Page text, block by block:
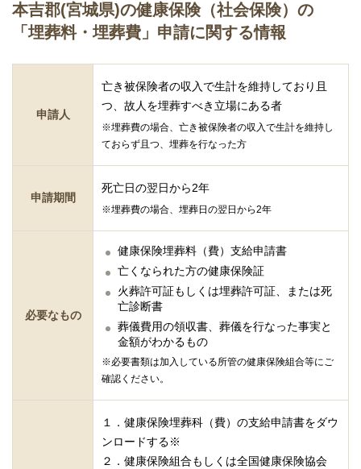
本吉郡(宮城県)の健康保険（社会保険）の
「埋葬料・埋葬費」申請に関する情報
申請人
亡き被保険者の収入で生計を維持しており且
つ、故人を埋葬すべき立場にある者
※埋葬費の場合、亡き被保険者の収入で生計を維持し
ておらず且つ、埋葬を行なった方
申請期間
死亡日の翌日から2年
※埋葬費の場合、埋葬日の翌日から2年
必要なもの
健康保険埋葬料（費）支給申請書
亡くなられた方の健康保険証
火葬許可証もしくは埋葬許可証、または死
亡診断書
葬儀費用の領収書、葬儀を行なった事実と
金額がわかるもの
※必要書類は加入している所管の健康保険組合等にご
確認ください。
１．健康保険埋葬科（費）の支給申請書をダウ
ンロードする※
２．健康保険組合もしくは全国健康保険協会